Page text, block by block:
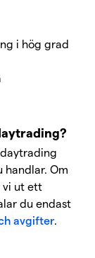
i hög grad
Om
vi ut ett
du endast
avgifter.